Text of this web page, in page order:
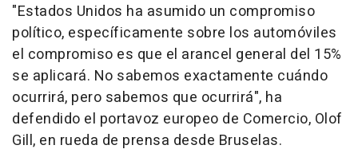
"Estados Unidos ha asumido un compromiso
político, específicamente sobre los automóviles
el compromiso es que el arancel general del 15%
se aplicará. No sabemos exactamente cuándo
ocurrirá, pero sabemos que ocurrirá", ha
defendido el portavoz europeo de Comercio, Olof
Gill, en rueda de prensa desde Bruselas.